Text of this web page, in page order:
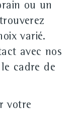
ou un
varié.
avec nos
cadre de
votre